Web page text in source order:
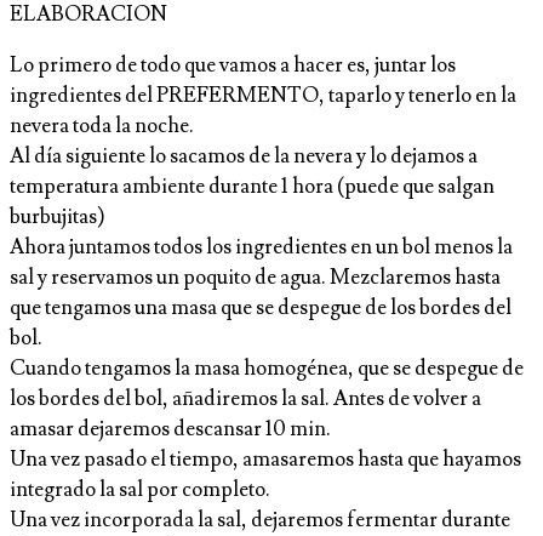
ELABORACION
Lo primero de todo que vamos a hacer es, juntar los
ingredientes del PREFERMENTO, taparlo y tenerlo en la
nevera toda la noche.
Al día siguiente lo sacamos de la nevera y lo dejamos a
temperatura ambiente durante 1 hora (puede que salgan
burbujitas)
Ahora juntamos todos los ingredientes en un bol menos la
sal y reservamos un poquito de agua. Mezclaremos hasta
que tengamos una masa que se despegue de los bordes del
bol.
Cuando tengamos la masa homogénea, que se despegue de
los bordes del bol, añadiremos la sal. Antes de volver a
amasar dejaremos descansar 10 min.
Una vez pasado el tiempo, amasaremos hasta que hayamos
integrado la sal por completo.
Una vez incorporada la sal, dejaremos fermentar durante